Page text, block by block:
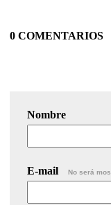
0 COMENTARIOS
Nombre
E-mail No será